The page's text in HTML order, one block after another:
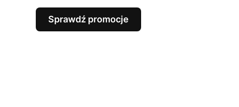
Sprawdź promocje